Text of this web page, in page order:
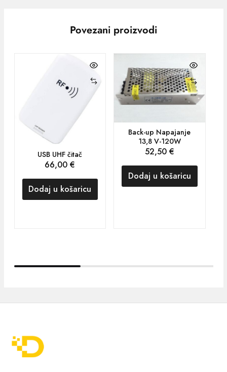
Povezani proizvodi
USB UHF čitač
66,00€
Dodaj u košaricu
Back-up Napajanje
13,8 V-120W
52,50 €
Dodaj u košaricu